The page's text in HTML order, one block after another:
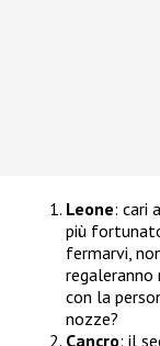
Leone: cari
più
fermarvi,
regaleranno
con la
nozze?
Cancro: il